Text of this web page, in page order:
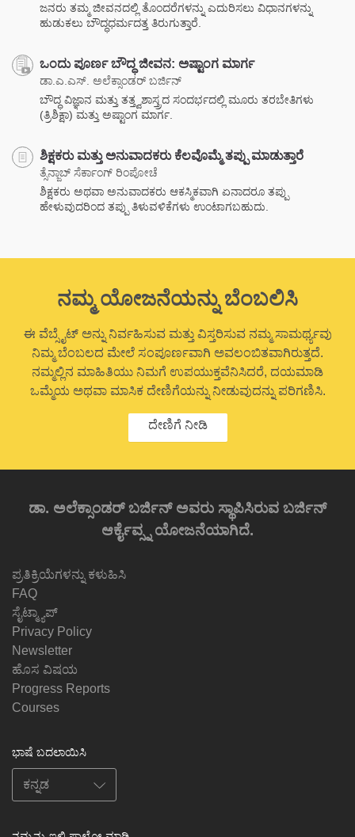
ಜನರು ತಮ್ಮ ಜೀವನದಲ್ಲಿ ತೊಂದರೆಗಳನ್ನು ಎದುರಿಸಲು ವಿಧಾನಗಳನ್ನು
ಹುಡುಕಲು ಬೌದ್ಧಧರ್ಮದತ್ತ ತಿರುಗುತ್ತಾರೆ.
ಒಂದು ಪೂರ್ಣ ಬೌದ್ಧ ಜೀವನ: ಅಷ್ಟಾಂಗ ಮಾರ್ಗ
ಡಾ.ಎ.ಎಸ್. ಅಲೆಕ್ಸಾಂಡರ್ ಬರ್ಜಿನ್
ಬೌದ್ಧ ವಿಜ್ಞಾನ ಮತ್ತು ತತ್ತ್ವಶಾಸ್ತ್ರದ ಸಂದರ್ಭದಲ್ಲಿ ಮೂರು ತರಬೇತಿಗಳು
(ತ್ರಿಶಿಕ್ಷಾ) ಮತ್ತು ಅಷ್ಟಾಂಗ ಮಾರ್ಗ.
ಶಿಕ್ಷಕರು ಮತ್ತು ಅನುವಾದಕರು ಕೆಲವೊಮ್ಮೆ ತಪ್ಪು ಮಾಡುತ್ತಾರೆ
ತ್ಸೆನ್ಜಾಬ್ ಸೆರ್ಕಾಂಗ್ ರಿಂಪೋಚೆ
ಶಿಕ್ಷಕರು ಅಥವಾ ಅನುವಾದಕರು ಆಕಸ್ಮಿಕವಾಗಿ ಏನಾದರೂ ತಪ್ಪು
ಹೇಳುವುದರಿಂದ ತಪ್ಪು ತಿಳುವಳಿಕೆಗಳು ಉಂಟಾಗಬಹುದು.
ನಮ್ಮ ಯೋಜನೆಯನ್ನು ಬೆಂಬಲಿಸಿ
ಈ ವೆಬ್ಸೈಟ್ ಅನ್ನು ನಿರ್ವಹಿಸುವ ಮತ್ತು ವಿಸ್ತರಿಸುವ ನಮ್ಮ ಸಾಮರ್ಥ್ಯವು
ನಿಮ್ಮ ಬೆಂಬಲದ ಮೇಲೆ ಸಂಪೂರ್ಣವಾಗಿ ಅವಲಂಬಿತವಾಗಿರುತ್ತದೆ.
ನಮ್ಮಲ್ಲಿನ ಮಾಹಿತಿಯು ನಿಮಗೆ ಉಪಯುಕ್ತವೆನಿಸಿದರೆ, ದಯಮಾಡಿ
ಒಮ್ಮೆಯ ಅಥವಾ ಮಾಸಿಕ ದೇಣಿಗೆಯನ್ನು ನೀಡುವುದನ್ನು ಪರಿಗಣಿಸಿ.
ದೇಣಿಗೆ ನೀಡಿ
ಡಾ. ಅಲೆಕ್ಸಾಂಡರ್ ಬರ್ಜಿನ್ ಅವರು ಸ್ಥಾಪಿಸಿರುವ ಬರ್ಜಿನ್
ಆರ್ಕೈವ್ಸ್ನ ಯೋಜನೆಯಾಗಿದೆ.
ಪ್ರತಿಕ್ರಿಯೆಗಳನ್ನು ಕಳುಹಿಸಿ
FAQ
ಸೈಟ್ಮ್ಯಾಪ್
Privacy Policy
Newsletter
ಹೊಸ ವಿಷಯ
Progress Reports
Courses
ಭಾಷೆ ಬದಲಾಯಿಸಿ